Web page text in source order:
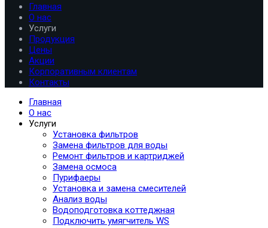
Главная
О нас
Услуги
Продукция
Цены
Акции
Корпоративным клиентам
Контакты
Главная
О нас
Услуги
Установка фильтров
Замена фильтров для воды
Ремонт фильтров и картриджей
Замена осмоса
Пурифаеры
Установка и замена смесителей
Анализ воды
Водоподготовка коттеджная
Подключить умягчитель WS